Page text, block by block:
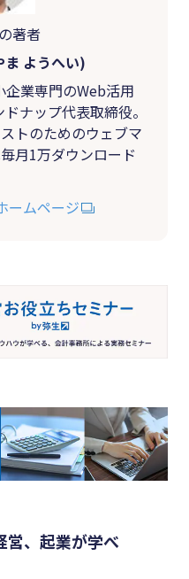
著者
ま ようへい)
業専門のWeb活用
ナップ代表取締役。
トのためのウェブマ
月1万ダウンロード
ームページ
営、起業が学べ